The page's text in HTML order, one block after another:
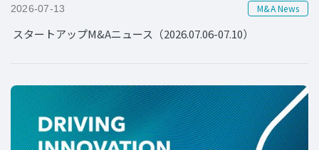
2026-07-13 M&A News
スタートアップM&Aニュース（2026.07.06-07.10）